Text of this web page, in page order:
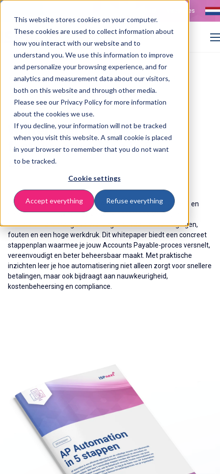
This website stores cookies on your computer.
These cookies are used to collect information about
how you interact with our website and to
understand you. We use this information to improve
and personalize your browsing experience, and for
analytics and measurement data about our visitors,
both on this website and through other media.
Please see our Privacy Policy for more information
about the cookies we use.
If you decline, your information will not be tracked
when you visit this website. A small cookie is placed
in your browser to remember that you do not want
to be tracked.
Cookie settings
Accept everything Refuse everything
Vacatures
Home >Resources>
Whitepaper: AP Automation: optimaliseer factuurverwerking
Whitepaper: Digitale
factuurverwerking in 5
stappen
Download nu het whitepaper "AP Automation in 5 stappen" en
ontdek hoe je jouw factuurverwerkingsproces structureel
verbetert. Handmatige verwerking leidt vaak tot vertragingen,
fouten en een hoge werkdruk. Dit whitepaper biedt een concreet
stappenplan waarmee je jouw Accounts Payable-proces versnelt,
vereenvoudigt en beter beheersbaar maakt. Met praktische
inzichten leer je hoe automatisering niet alleen zorgt voor snellere
betalingen, maar ook bijdraagt aan nauwkeurigheid,
kostenbeheersing en compliance.